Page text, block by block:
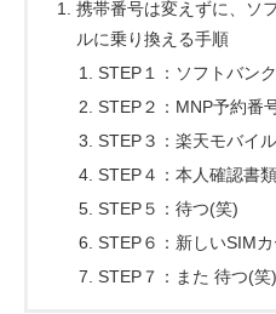
携帯番号は変えずに、ソ
ルに乗り換える手順
STEP１：ソフトバン
STEP２：MNP予約番
STEP３：楽天モバイ
STEP４：本人確認書
STEP５：待つ(笑)
STEP６：新しいSIM
STEP７：また 待つ(笑)